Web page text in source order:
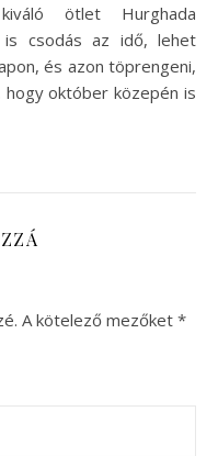
ötlet Hurghada
is csodás az idő, lehet
és azon töprengeni,
október közepén is
A kötelező mezőket *